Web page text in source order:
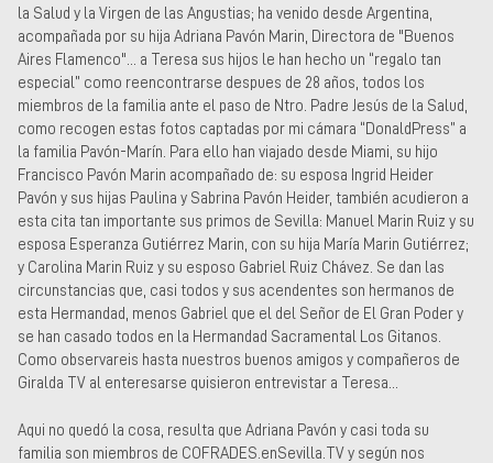
la Salud y la Virgen de las Angustias; ha venido desde Argentina,
acompañada por su hija Adriana Pavón Marin, Directora de "Buenos
Aires Flamenco"... a Teresa sus hijos le han hecho un “regalo tan
especial” como reencontrarse despues de 28 años, todos los
miembros de la familia ante el paso de Ntro. Padre Jesús de la Salud,
como recogen estas fotos captadas por mi cámara “DonaldPress” a
la familia Pavón-Marín. Para ello han viajado desde Miami, su hijo
Francisco Pavón Marin acompañado de: su esposa Ingrid Heider
Pavón y sus hijas Paulina y Sabrina Pavón Heider, también acudieron a
esta cita tan importante sus primos de Sevilla: Manuel Marin Ruiz y su
esposa Esperanza Gutiérrez Marin, con su hija María Marin Gutiérrez;
y Carolina Marin Ruiz y su esposo Gabriel Ruiz Chávez. Se dan las
circunstancias que, casi todos y sus acendentes son hermanos de
esta Hermandad, menos Gabriel que el del Señor de El Gran Poder y
se han casado todos en la Hermandad Sacramental Los Gitanos.
Como observareis hasta nuestros buenos amigos y compañeros de
Giralda TV al enteresarse quisieron entrevistar a Teresa...
Aqui no quedó la cosa, resulta que Adriana Pavón y casi toda su
familia son miembros de COFRADES.enSevilla.TV y según nos